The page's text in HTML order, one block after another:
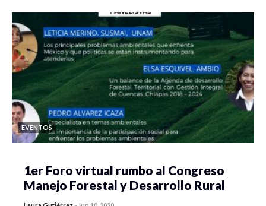
EVENTOS
1er Foro virtual rumbo al Congreso
Manejo Forestal y Desarrollo Rural